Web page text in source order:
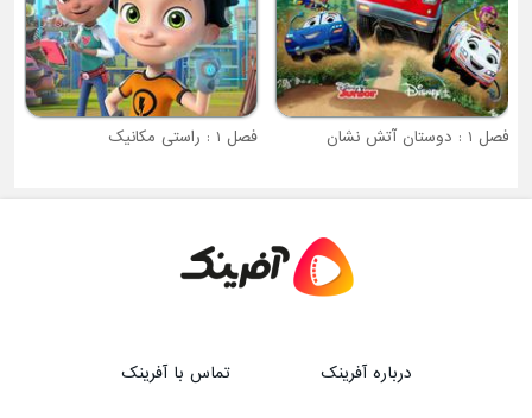
فصل 1 : دوستان آتش نشان فصل 1 : راستی مکانیک
درباره آفرینک تماس با آفرینک